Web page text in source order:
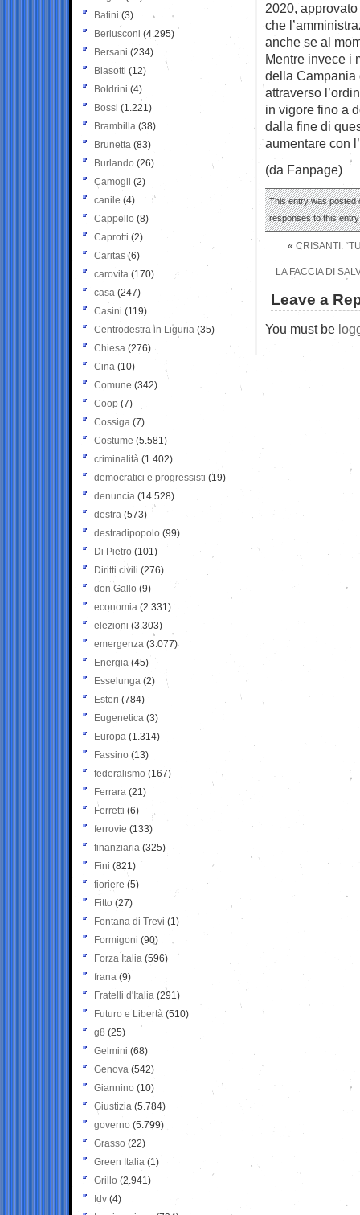
2020,
che
anche se al
Mentre invece i
della Campania
attraverso
in vigore fino a
dalla fine di
aumentare con
(da Fanpage)
This entry was posted
responses to this
« CRISANTI:
LA FACCIA DI
Leave a
You must be
Batini (3)
Berlusconi (4.295)
Bersani (234)
Biasotti (12)
Boldrini (4)
Bossi (1.221)
Brambilla (38)
Brunetta (83)
Burlando (26)
Camogli (2)
canile (4)
Cappello (8)
Caprotti (2)
Caritas (6)
carovita (170)
casa (247)
Casini (119)
Centrodestra in Liguria (35)
Chiesa (276)
Cina (10)
Comune (342)
Coop (7)
Cossiga (7)
Costume (5.581)
criminalità (1.402)
democratici e progressisti (19)
denuncia (14.528)
destra (573)
destradipopolo (99)
Di Pietro (101)
Diritti civili (276)
don Gallo (9)
economia (2.331)
elezioni (3.303)
emergenza (3.077)
Energia (45)
Esselunga (2)
Esteri (784)
Eugenetica (3)
Europa (1.314)
Fassino (13)
federalismo (167)
Ferrara (21)
Ferretti (6)
ferrovie (133)
finanziaria (325)
Fini (821)
fioriere (5)
Fitto (27)
Fontana di Trevi (1)
Formigoni (90)
Forza Italia (596)
frana (9)
Fratelli d'Italia (291)
Futuro e Libertà (510)
g8 (25)
Gelmini (68)
Genova (542)
Giannino (10)
Giustizia (5.784)
governo (5.799)
Grasso (22)
Green Italia (1)
Grillo (2.941)
Idv (4)